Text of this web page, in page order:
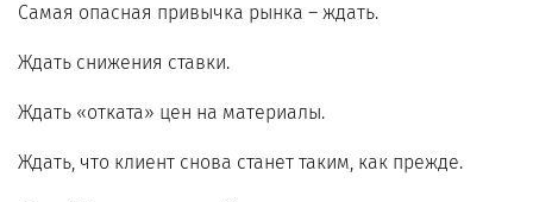
Самая опасная привычка рынка – ждать.
Ждать снижения ставки.
Ждать «отката» цен на материалы.
Ждать, что клиент снова станет таким, как прежде.